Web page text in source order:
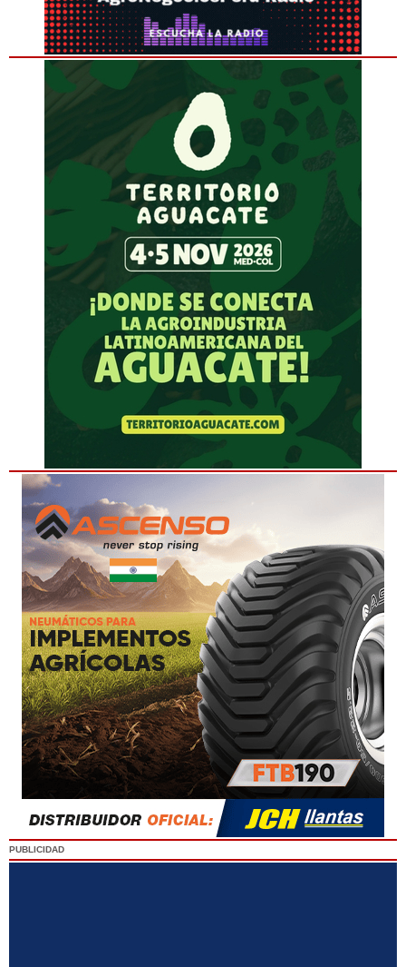
PUBLICIDAD